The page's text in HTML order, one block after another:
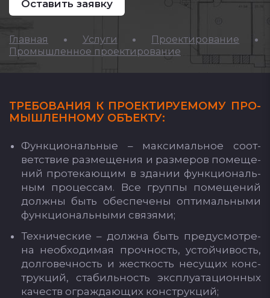
Оставить заявку
Главная Услуги
Проектирование
Промышленное проектирование
ТРЕ­БО­ВА­НИЯ К ПРО­ЕК­ТИ­РУ­ЕМО­МУ ПРО­
МЫШ­ЛЕН­НО­МУ ОБЪ­ЕК­ТУ:
Фун­кци­ональ­ные – мак­си­маль­ное со­от­
ветс­твие раз­ме­ще­ния и раз­ме­ров по­ме­ще­
ний про­те­ка­ющим в зда­нии фун­кци­ональ­
ным про­цес­сам. Все груп­пы по­ме­ще­ний
дол­жны быть обес­пе­че­ны оп­ти­маль­ны­ми
фун­кци­ональ­ны­ми свя­зя­ми;
Тех­ни­чес­кие – дол­жна быть пре­дус­мот­ре­
на не­об­хо­ди­мая проч­ность, ус­той­чи­вость,
дол­го­веч­ность и жес­ткость не­су­щих конс­
трук­ций, ста­биль­ность экс­плу­ата­ци­он­ных
ка­честв ог­раж­да­ющих конс­трук­ций;